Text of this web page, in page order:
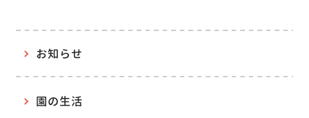
お知らせ
園の生活